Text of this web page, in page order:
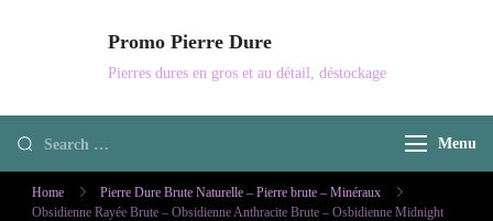
Promo Pierre Dure
Pierres dures en gros et au détail, déstockage
Looking
for
Something?
Menu
Home
Pierre Dure Brute Naturelle – Pierre brute – Minéraux
Obsidienne Rayée Brute – Obsidienne Anthracite Brute – Osbidienne Midnight